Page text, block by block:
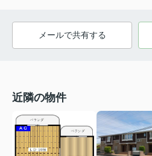
メールで共有する
近隣の物件